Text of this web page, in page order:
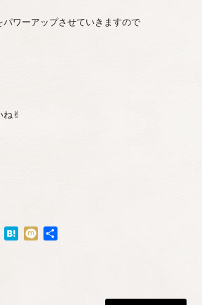
ワーアップさせていきますので
ね✌︎
TumblrHatena
Mixi